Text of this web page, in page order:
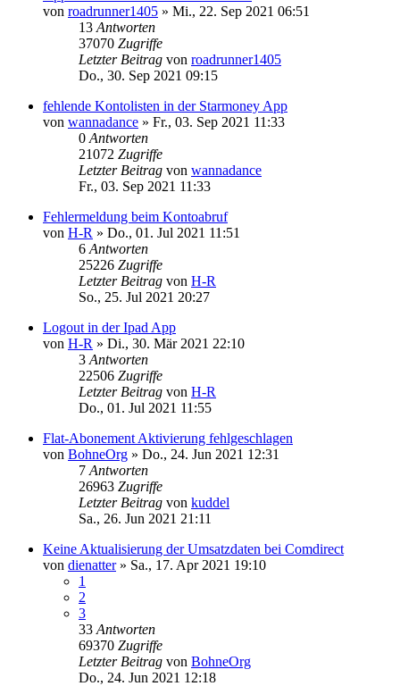
von roadrunner1405 » Mi., 22. Sep 2021 06:51
13 Antworten
37070 Zugriffe
Letzter Beitrag von roadrunner1405
Do., 30. Sep 2021 09:15
fehlende Kontolisten in der Starmoney App
von wannadance » Fr., 03. Sep 2021 11:33
0 Antworten
21072 Zugriffe
Letzter Beitrag von wannadance
Fr., 03. Sep 2021 11:33
Fehlermeldung beim Kontoabruf
von H-R » Do., 01. Jul 2021 11:51
6 Antworten
25226 Zugriffe
Letzter Beitrag von H-R
So., 25. Jul 2021 20:27
Logout in der Ipad App
von H-R » Di., 30. Mär 2021 22:10
3 Antworten
22506 Zugriffe
Letzter Beitrag von H-R
Do., 01. Jul 2021 11:55
Flat-Abonement Aktivierung fehlgeschlagen
von BohneOrg » Do., 24. Jun 2021 12:31
7 Antworten
26963 Zugriffe
Letzter Beitrag von kuddel
Sa., 26. Jun 2021 21:11
Keine Aktualisierung der Umsatzdaten bei Comdirect
von dienatter» Sa., 17. Apr 2021 19:10
1
2
3
33 Antworten
69370 Zugriffe
Letzter Beitrag von BohneOrg
Do., 24. Jun 2021 12:18